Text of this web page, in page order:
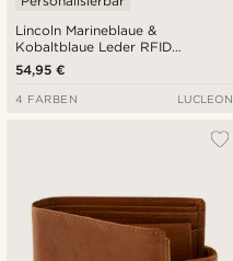
Lincoln Marineblaue &
Kobaltblaue Leder RFID
Geldbörse & Kartenetui
54,95 €
4 FARBEN LUCLEON